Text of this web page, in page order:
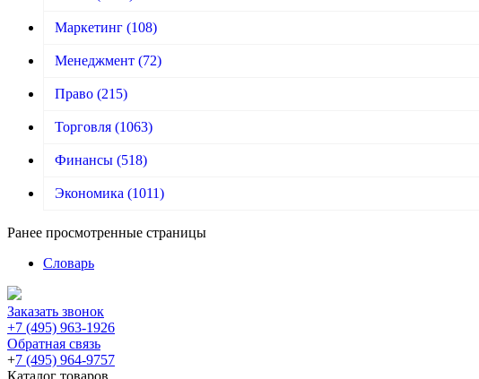
Маркетинг (108)
Менеджмент (72)
Право (215)
Торговля (1063)
Финансы (518)
Экономика (1011)
Ранее просмотренные страницы
Словарь
Заказать звонок
+7 (495) 963-1926
Обратная связь
+7 (495) 964-9757
Каталог товаров